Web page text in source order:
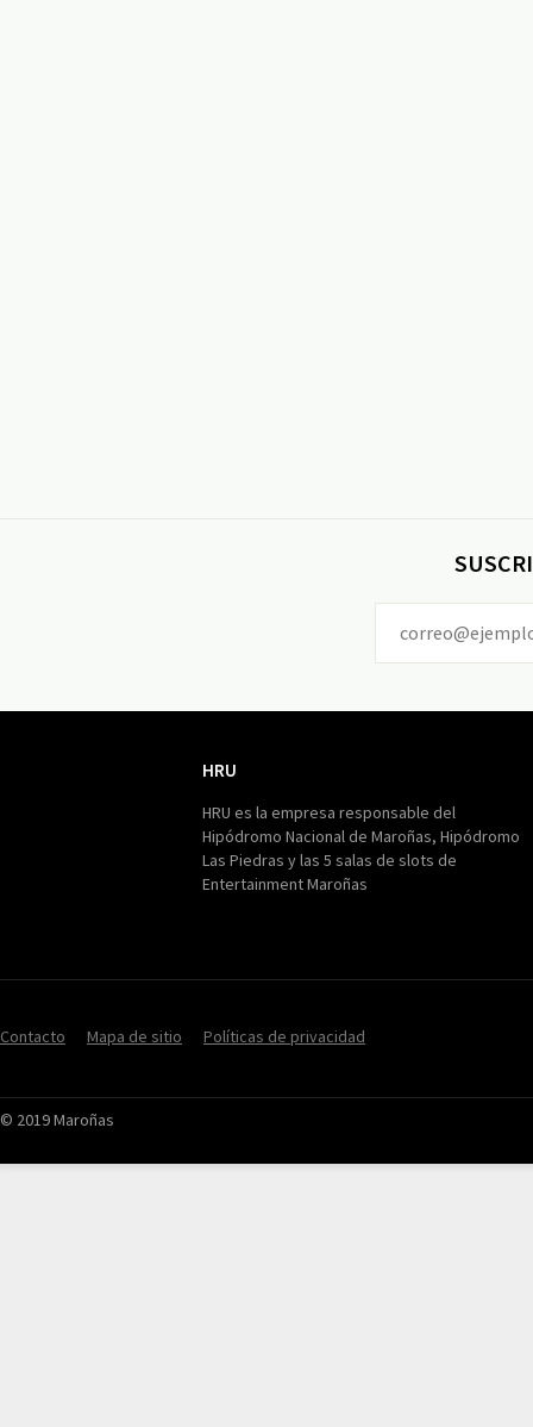
HRU
HRU es la empresa responsable del
Hipódromo Nacional de Maroñas, Hipódromo
Las Piedras y las 5 salas de slots de
Entertainment Maroñas
Contacto Mapa de sitio Políticas de privacidad
© 2019 Maroñas